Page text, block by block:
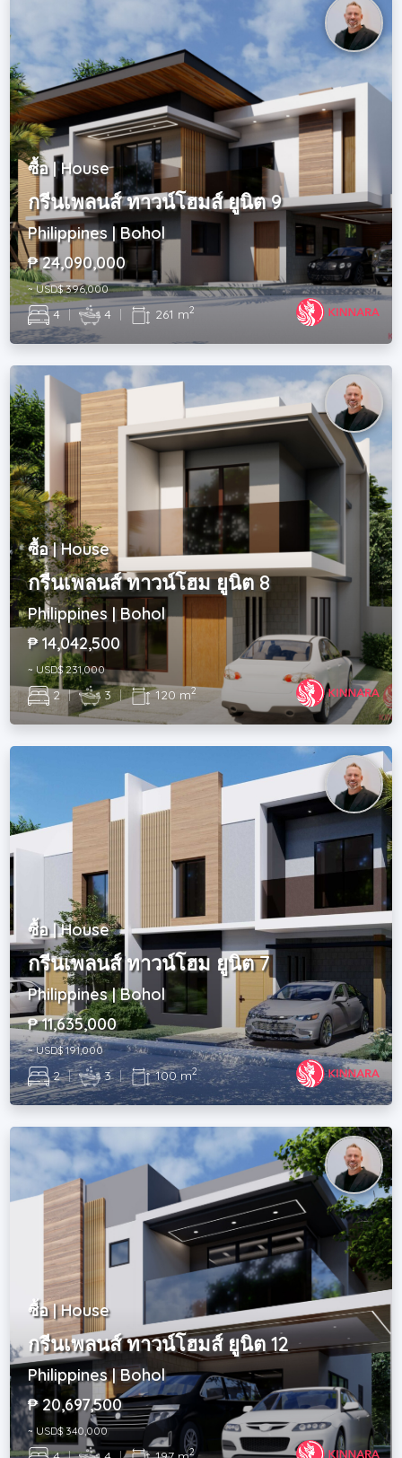
ซื้อ | House
กรีนเพลนส์ ทาวน์โฮมส์ ยูนิต 9
Philippines | Bohol
₱ 24,090,000
~ USD$ 396,000
4 | 4 | 261 m2
ซื้อ | House
กรีนเพลนส์ ทาวน์โฮม ยูนิต 8
Philippines | Bohol
₱ 14,042,500
~ USD$ 231,000
2 | 3 | 120 m2
ซื้อ | House
กรีนเพลนส์ ทาวน์โฮม ยูนิต 7
Philippines | Bohol
₱ 11,635,000
~ USD$ 191,000
2 | 3 | 100 m2
ซื้อ | House
กรีนเพลนส์ ทาวน์โฮมส์ ยูนิต 12
Philippines | Bohol
₱ 20,697,500
~ USD$ 340,000
2